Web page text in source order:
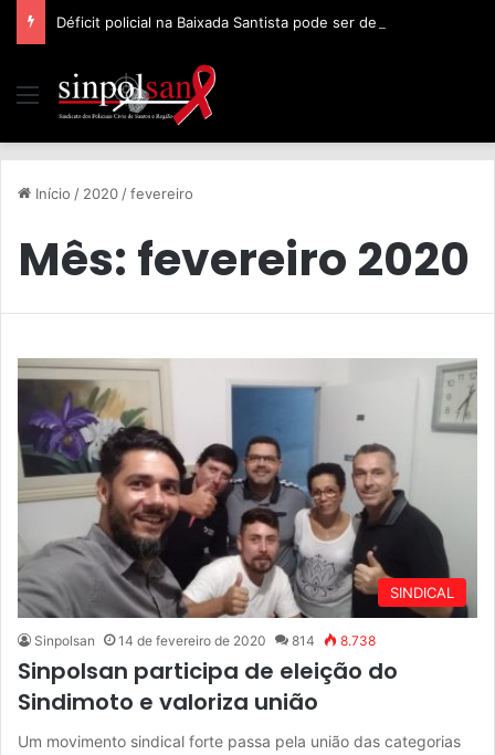
Início / 2020 /fevereiro
Mês: fevereiro 2020
SINDICAL
Sinpolsan 14 de fevereiro de 2020 814 8.738
Sinpolsan participa de eleição do
Sindimoto e valoriza união
Um movimento sindical forte passa pela união das categorias